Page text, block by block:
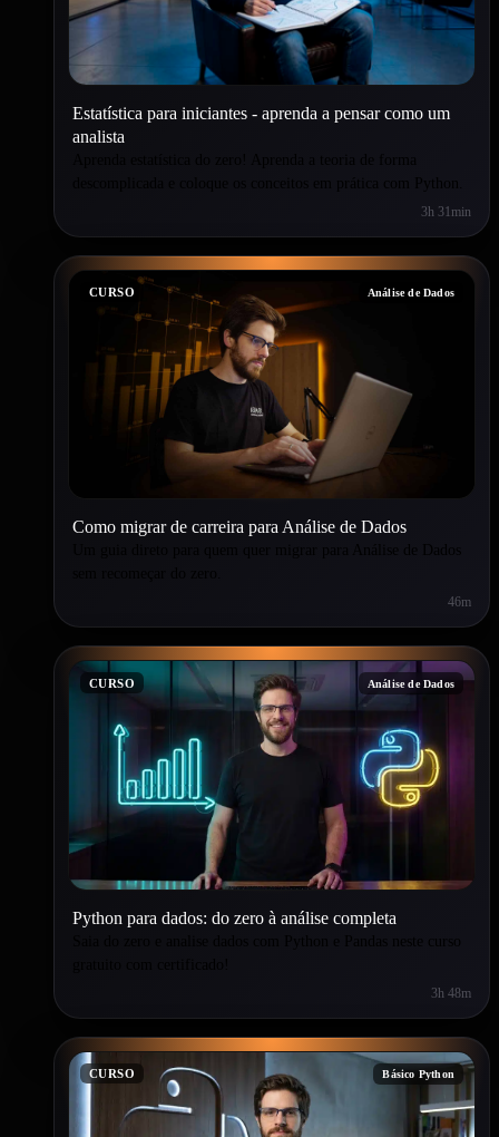
Estatística para iniciantes - aprenda a pensar como um
analista
descomplicada e coloque os conceitos em prática com Python.
3h 31min
CURSO Análise de Dados
Como migrar de carreira para Análise de Dados
Um guia direto para quem quer migrar para Análise de Dados
46m
CURSO Análise de Dados
Python para dados: do zero à análise completa
Saia do zero e analise dados com Python e Pandas neste curso
3h 48m
CURSO Básico Python